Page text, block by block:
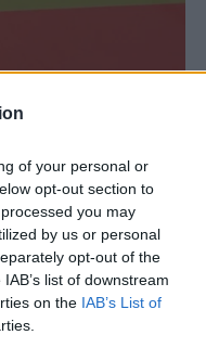
of your personal or
opt-out section to
you may
by us or personal
opt-out of the
list of downstream
on the IAB’s List of